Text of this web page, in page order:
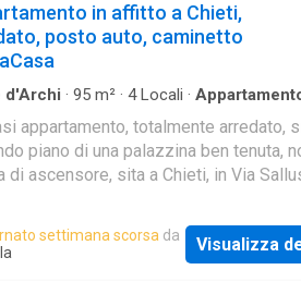
in affitto a Chieti,
posto auto, caminetto
d'Archi · 95 m² · 4Locali ·
appartamento, totalmente arredato,
piano di una palazzina ben tenuta,
di ascensore, sita a Chieti, in Via
tempo ben servita. L'appartamento
di 95 mq ripartiti in: ingresso,
con bellissimo camino e uscita su
settimana scorsa da
Visualizza